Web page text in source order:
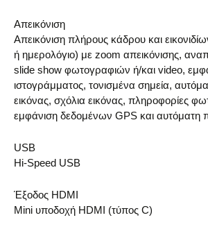
Απεικόνιση
Απεικόνιση πλήρους κάδρου και
ή ημερολόγιο) με zoom απεικόνισης,
slide show φωτογραφιών ή/και video,
ιστογράμματος, τονισμένα σημεία,
εικόνας, σχόλια εικόνας, πληροφορίες
εμφάνιση δεδομένων GPS και αυτόματη
USB
Hi-Speed USB
Έξοδος HDMI
Mini υποδοχή HDMI (τύπος C)